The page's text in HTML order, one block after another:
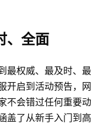
、全面
最权威、最及时、最
开启到活动预告，网
不会错过任何重要动
盖了从新手入门到高